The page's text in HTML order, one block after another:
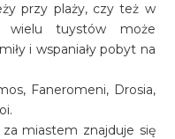
przy plaży, czy też w
wielu tuystów może
i wspaniały pobyt na
Faneromeni, Drosia,
miastem znajduje się